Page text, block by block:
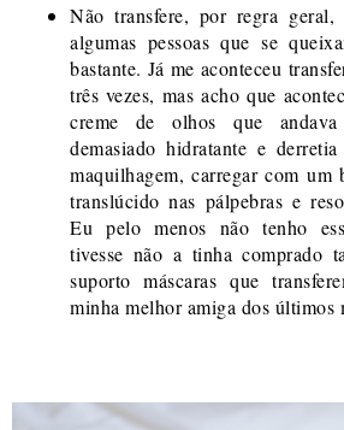
Não transfere, por regra
algumas pessoas que se
bastante. Já me aconteceu
três vezes, mas acho que
creme de olhos que
demasiado hidratante e
maquilhagem, carregar com um
translúcido nas pálpebras e
Eu pelo menos não tenho
tivesse não a tinha comprado
suporto máscaras que
minha melhor amiga dos últimos